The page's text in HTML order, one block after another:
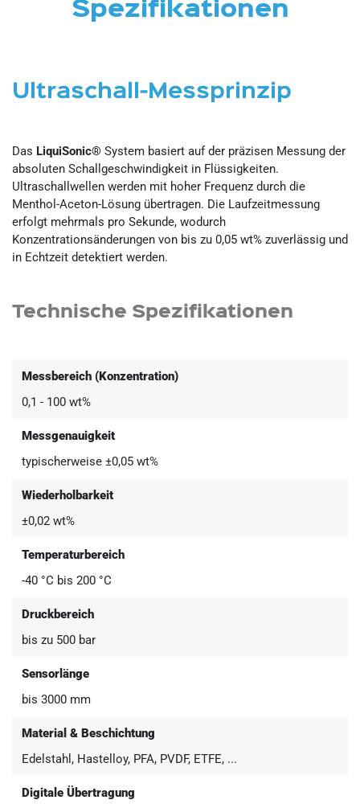
Ultraschall-Messprinzip
Das LiquiSonic® System basiert auf der präzisen Messung der
absoluten Schallgeschwindigkeit in Flüssigkeiten.
Ultraschallwellen werden mit hoher Frequenz durch die
Menthol-Aceton-Lösung übertragen. Die Laufzeitmessung
erfolgt mehrmals pro Sekunde, wodurch
Konzentrationsänderungen von bis zu 0,05 wt% zuverlässig und
in Echtzeit detektiert werden.
Technische Spezifikationen
Messbereich (Konzentration)
0,1 - 100 wt%
Messgenauigkeit
typischerweise ±0,05 wt%
Wiederholbarkeit
±0,02 wt%
Temperaturbereich
-40 °C bis 200 °C
Druckbereich
bis zu 500 bar
Sensorlänge
bis 3000 mm
Material & Beschichtung
Edelstahl, Hastelloy, PFA, PVDF, ETFE, ...
Digitale Übertragung